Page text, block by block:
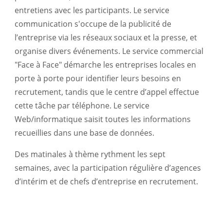
entretiens avec les participants. Le service
communication s'occupe de la publicité de
l’entreprise via les réseaux sociaux et la presse, et
organise divers événements. Le service commercial
"Face à Face" démarche les entreprises locales en
porte à porte pour identifier leurs besoins en
recrutement, tandis que le centre d’appel effectue
cette tâche par téléphone. Le service
Web/informatique saisit toutes les informations
recueillies dans une base de données.
Des matinales à thème rythment les sept
semaines, avec la participation régulière d’agences
d’intérim et de chefs d’entreprise en recrutement.